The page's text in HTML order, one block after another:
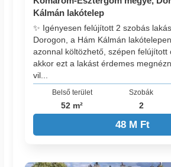
Kálmán lakótelep
✨ Igényesen felújított 2 szobás
Dorogon, a Hám Kálmán
azonnal költözhető, szépen felújított
akkor ezt a lakást érdemes
vil...
Belső terület
52 m²
Szobák
2
48 M Ft